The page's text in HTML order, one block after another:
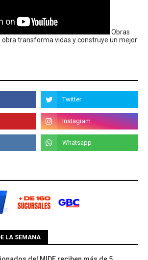
Obras
obra transforma vidas y construye un mejor
LA SEMANA